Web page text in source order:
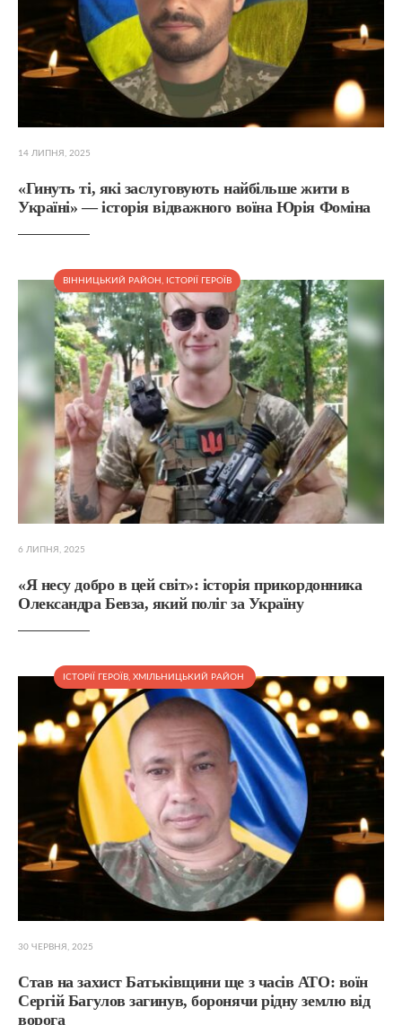
14 ЛИПНЯ, 2025
«Гинуть ті, які заслуговують найбільше жити в
Україні» — історія відважного воїна Юрія Фоміна
ВІННИЦЬКИЙ РАЙОН ІСТОРІЇ ГЕРОЇВ
6 ЛИПНЯ, 2025
«Я несу добро в цей світ»: історія прикордонника
Олександра Бевза, який поліг за Україну
ІСТОРІЇ ГЕРОЇВ, ХМІЛЬНИЦЬКИЙ РАЙОН
30 ЧЕРВНЯ, 2025
Став на захист Батьківщини ще з часів АТО: воїн
Сергій Багулов загинув, боронячи рідну землю від
ворога